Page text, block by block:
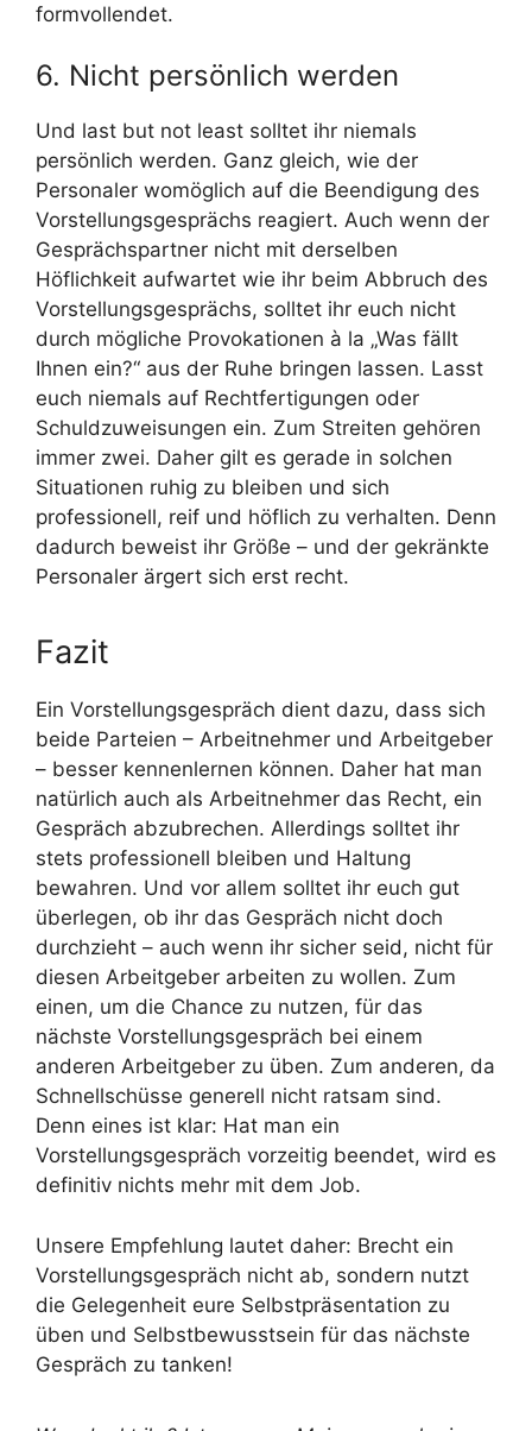
formvollendet.
6. Nicht persönlich werden
Und last but not least solltet ihr niemals
persönlich werden. Ganz gleich, wie der
Personaler womöglich auf die Beendigung des
Vorstellungsgesprächs reagiert. Auch wenn der
Gesprächspartner nicht mit derselben
Höflichkeit aufwartet wie ihr beim Abbruch des
Vorstellungsgesprächs, solltet ihr euch nicht
durch mögliche Provokationen à la „Was fällt
Ihnen ein?“ aus der Ruhe bringen lassen. Lasst
euch niemals auf Rechtfertigungen oder
Schuldzuweisungen ein. Zum Streiten gehören
immer zwei. Daher gilt es gerade in solchen
Situationen ruhig zu bleiben und sich
professionell, reif und höflich zu verhalten. Denn
dadurch beweist ihr Größe – und der gekränkte
Personaler ärgert sich erst recht.
Fazit
Ein Vorstellungsgespräch dient dazu, dass sich
beide Parteien – Arbeitnehmer und Arbeitgeber
– besser kennenlernen können. Daher hat man
natürlich auch als Arbeitnehmer das Recht, ein
Gespräch abzubrechen. Allerdings solltet ihr
stets professionell bleiben und Haltung
bewahren. Und vor allem solltet ihr euch gut
überlegen, ob ihr das Gespräch nicht doch
durchzieht – auch wenn ihr sicher seid, nicht für
diesen Arbeitgeber arbeiten zu wollen. Zum
einen, um die Chance zu nutzen, für das
nächste Vorstellungsgespräch bei einem
anderen Arbeitgeber zu üben. Zum anderen, da
Schnellschüsse generell nicht ratsam sind.
Denn eines ist klar: Hat man ein
Vorstellungsgespräch vorzeitig beendet, wird es
definitiv nichts mehr mit dem Job.
Unsere Empfehlung lautet daher: Brecht ein
Vorstellungsgespräch nicht ab, sondern nutzt
die Gelegenheit eure Selbstpräsentation zu
üben und Selbstbewusstsein für das nächste
Gespräch zu tanken!